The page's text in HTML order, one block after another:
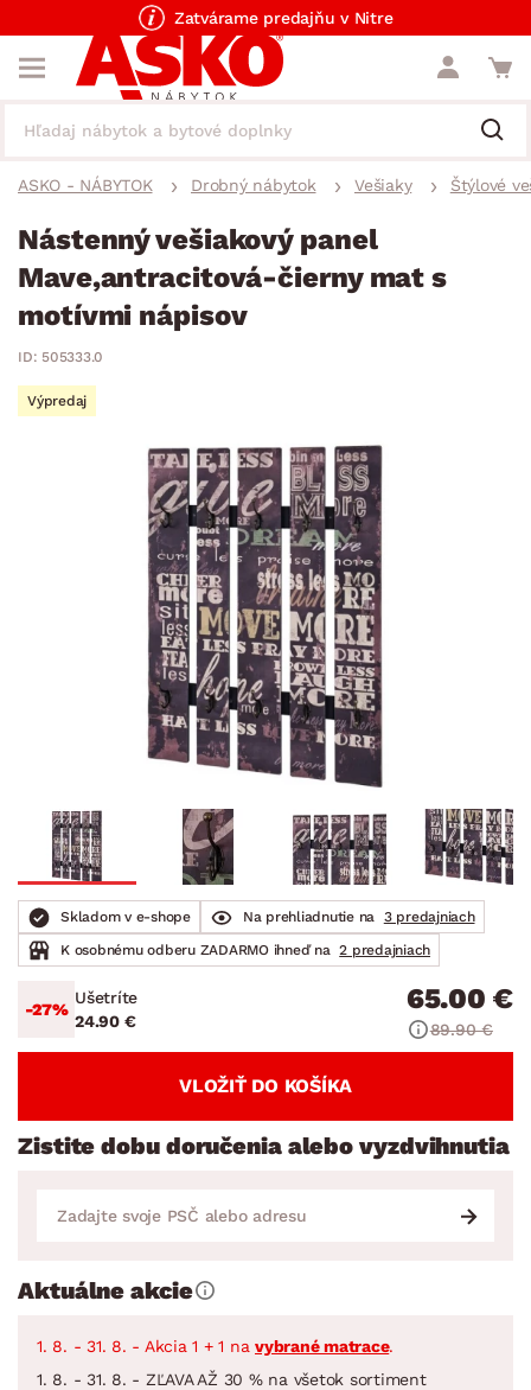
Zatvárame predajňu v Nitre
ASKO - NÁBYTOK Drobný nábytok Vešiaky Štýlové
Nástenný vešiakový panel
Mave,antracitová-čierny mat s
motívmi nápisov
ID: 505333.0
Výpredaj
Skladom v e-shope Na prehliadnutie na
3 predajniach
K osobnému odberu ZADARMO ihneď na 2 predajniach
-27%
Ušetríte
24.90 €
65.00 €
89.90 €
VLOŽIŤ DO KOŠÍKA
Zistite dobu doručenia alebo vyzdvihnutia
Aktuálne akcie
1. 8. - 31. 8. - Akcia 1 + 1 na vybrané matrace.
1. 8. - 31. 8. - ZĽAVA AŽ 30 % na všetok sortiment